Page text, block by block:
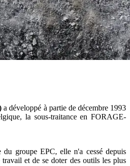
a développé à partie de décembre 1993
la sous-traitance en FORAGE-
du groupe EPC, elle n'a cessé depuis
et de se doter des outils les plus